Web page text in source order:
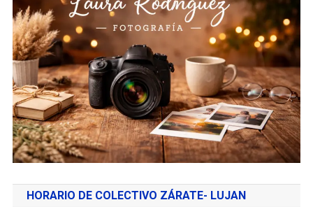
HORARIO DE COLECTIVO ZÁRATE- LUJAN